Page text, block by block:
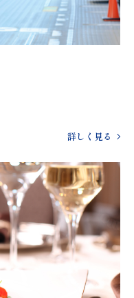
詳しく見る